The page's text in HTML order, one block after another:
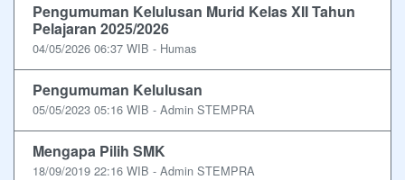
Pengumuman Kelulusan Murid Kelas XII Tahun
Pelajaran 2025/2026
04/05/2026 06:37 WIB - Humas
Pengumuman Kelulusan
05/05/2023 05:16 WIB - Admin STEMPRA
Mengapa Pilih SMK
18/09/2019 22:16 WIB - Admin STEMPRA